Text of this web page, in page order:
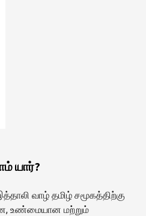
யார்?
வாழ் தமிழ் சமூகத்திற்கு
உண்மையான மற்றும்